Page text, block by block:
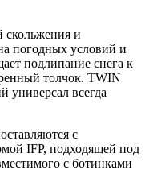
скольжения и
погодных условий и
подлипание снега к
толчок. TWIN
всегда
с
IFP, подходящей под
с ботинками